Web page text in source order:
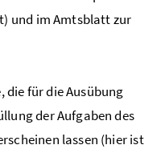
und im Amtsblatt zur
die für die Ausübung
der Aufgaben des
lassen (hier ist